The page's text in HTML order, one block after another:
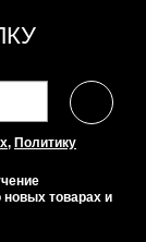
, Политику
товарах и